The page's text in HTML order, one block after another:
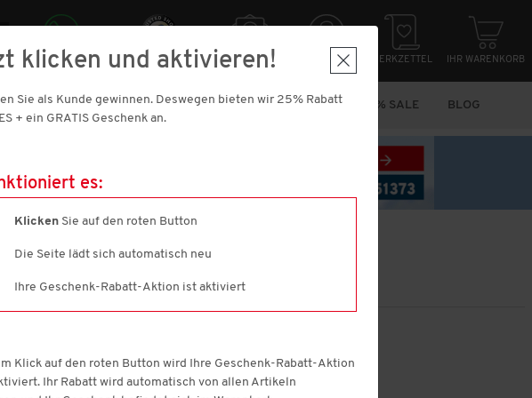
069 921 011 900
SICHER EINKAUFEN NEWSLETTER ANMELDUNG MERKZETTEL IHR WARENKORB
HAUS & WOHNEN MARKEN VORTEILS-PACKS % SALE BLOG
54 Sekundengültig.
Preis
klicken und aktivieren!
Sie als Kunde gewinnen. Deswegen bieten wir 25% Rabatt
+ ein GRATIS Geschenk an.
es:
Klicken Sie auf den roten Button
Die Seite lädt sich automatisch neu
Ihre Geschenk-Rabatt-Aktion ist aktiviert
Klick auf den roten Button wird Ihre Geschenk-Rabatt-Aktion
Ihr Rabatt wird automatisch von allen Artikeln